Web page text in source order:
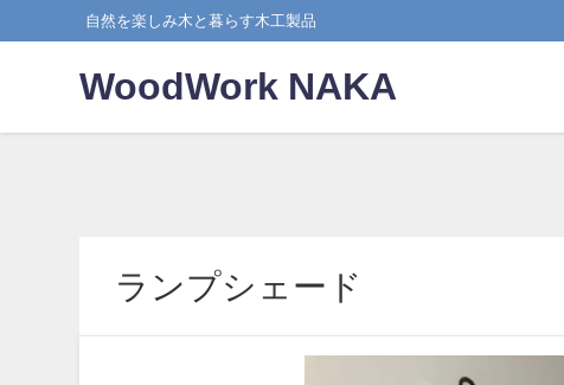
自然を楽しみ木と暮らす木工製品
WoodWork NAKA
ランプシェード